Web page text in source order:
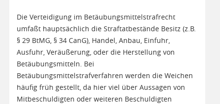
Die Verteidigung im Betäubungsmittelstrafrecht
umfaßt hauptsächlich die Straftatbestände Besitz (z.B.
§ 29 BtMG, § 34 CanG), Handel, Anbau, Einfuhr,
Ausfuhr, Veräußerung, oder die Herstellung von
Betäubungsmitteln. Bei
Betäubungsmittelstrafverfahren werden die Weichen
häufig früh gestellt, da hier viel über Aussagen von
Mitbeschuldigten oder weiteren Beschuldigten